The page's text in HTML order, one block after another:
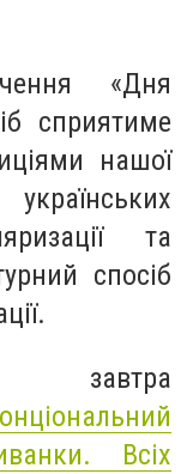
«Дня
сприятиме
нашої
та
спосіб
Всіх